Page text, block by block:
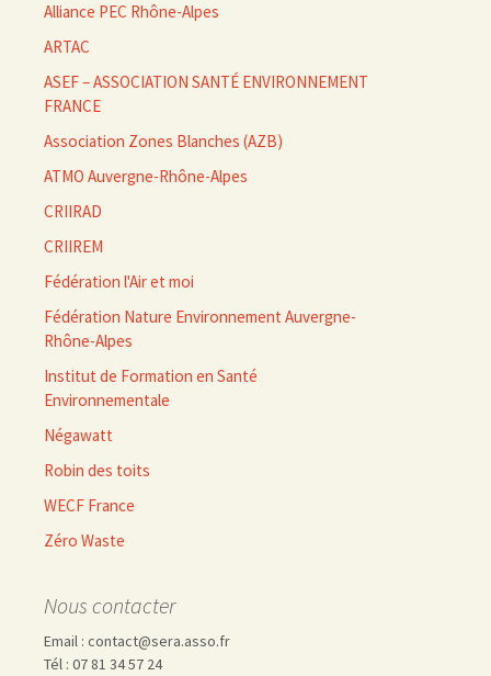
Alliance PEC Rhône-Alpes
ARTAC
ASEF – ASSOCIATION SANTÉ ENVIRONNEMENT
FRANCE
Association Zones Blanches (AZB)
ATMO Auvergne-Rhône-Alpes
CRIIRAD
CRIIREM
Fédération l'Air et moi
Fédération Nature Environnement Auvergne-
Rhône-Alpes
Institut de Formation en Santé
Environnementale
Négawatt
Robin des toits
WECF France
Zéro Waste
Nous contacter
Email : contact@sera.asso.fr
Tél : 07 81 34 57 24